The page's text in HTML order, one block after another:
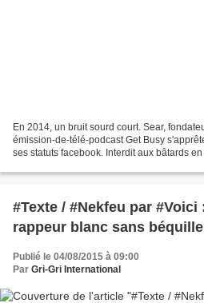
En 2014, un bruit sourd court. Sear,
émission-de-télé-podcast Get Busy
ses statuts facebook. Interdit aux bâtards
#Texte / #Nekfeu par
rappeur blanc sans
Publié le 04/08/2015 à 09:00
Par Gri-Gri International